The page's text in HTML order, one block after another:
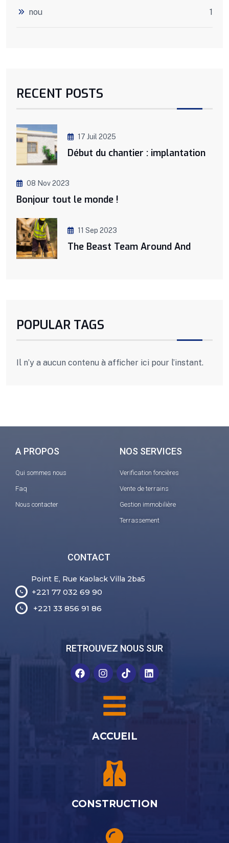
nou 1
RECENT POSTS
17 Juil 2025
Début du chantier : implantation
08 Nov 2023
Bonjour tout le monde !
11 Sep 2023
The Beast Team Around And
POPULAR TAGS
Il n’y a aucun contenu à afficher ici pour l’instant.
A PROPOS
Qui sommes nous
Faq
Nous contacter
NOS SERVICES
Verification foncières
Vente de terrains
Gestion immobilière
Terrassement
CONTACT
Point E, Rue Kaolack Villa 2ba5
+221 77 032 69 90
+221 33 856 91 86
RETROUVEZ NOUS SUR
ACCUEIL
CONSTRUCTION